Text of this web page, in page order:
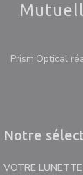
Prism'Optical
Notre
VOTRE LUNETTE